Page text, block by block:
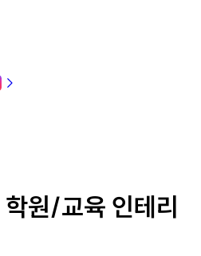
원/교육 인테리